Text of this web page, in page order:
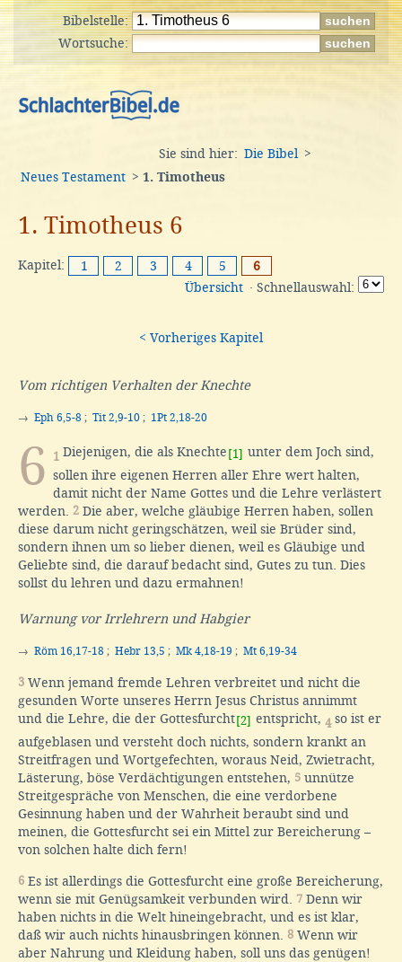
Bibelstelle:
Wortsuche:
Sie sind hier: Die Bibel
>
Neues Testament > 1. Timotheus
1. Timotheus 6
Kapitel: 1 2 3 4 5
6
Übersicht · Schnellauswahl:
< Vorheriges Kapitel
Vom richtigen Verhalten der Knechte
→ Eph 6,5-8 ; Tit 2,9-10 ; 1Pt 2,18-20
6 1 Diejenigen, die als Knechte [1] unter dem Joch sind,
sollen ihre eigenen Herren aller Ehre wert halten,
damit nicht der Name Gottes und die Lehre verlästert
werden. 2 Die aber, welche gläubige Herren haben, sollen
diese darum nicht geringschätzen, weil sie Brüder sind,
sondern ihnen um so lieber dienen, weil es Gläubige und
Geliebte sind, die darauf bedacht sind, Gutes zu tun. Dies
sollst du lehren und dazu ermahnen!
Warnung vor Irrlehrern und Habgier
→ Röm 16,17-18 ; Hebr 13,5 ; Mk 4,18-19 ; Mt 6,19-34
3 Wenn jemand fremde Lehren verbreitet und nicht die
gesunden Worte unseres Herrn Jesus Christus annimmt
und die Lehre, die der Gottesfurcht[2] entspricht, 4 so ist er
aufgeblasen und versteht doch nichts, sondern krankt an
Streitfragen und Wortgefechten, woraus Neid, Zwietracht,
Lästerung, böse Verdächtigungen entstehen, 5 unnütze
Streitgespräche von Menschen, die eine verdorbene
Gesinnung haben und der Wahrheit beraubt sind und
meinen, die Gottesfurcht sei ein Mittel zur Bereicherung –
von solchen halte dich fern!
6 Es ist allerdings die Gottesfurcht eine große Bereicherung,
wenn sie mit Genügsamkeit verbunden wird. 7 Denn wir
haben nichts in die Welt hineingebracht, und es ist klar,
daß wir auch nichts hinausbringen können. 8 Wenn wir
aber Nahrung und Kleidung haben, soll uns das genügen!